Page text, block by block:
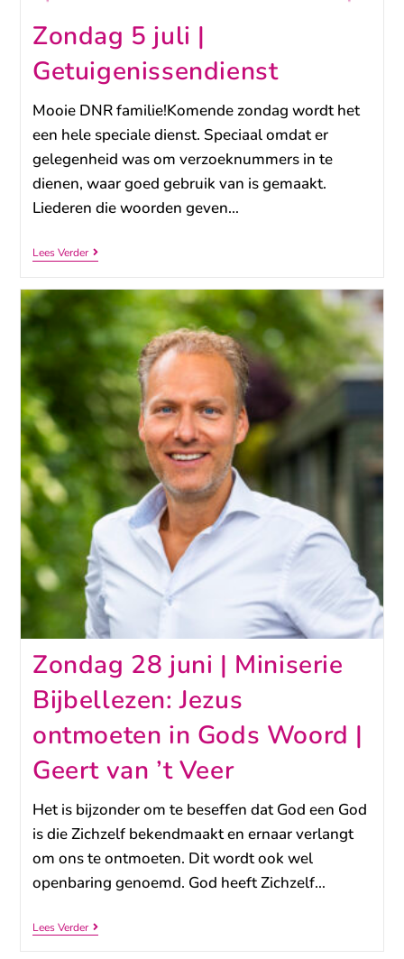
Zondag 5 juli |
Getuigenissendienst
Mooie DNR familie!Komende zondag wordt het
een hele speciale dienst. Speciaal omdat er
gelegenheid was om verzoeknummers in te
dienen, waar goed gebruik van is gemaakt.
Liederen die woorden geven…
Lees Verder
Zondag 28 juni | Miniserie
Bijbellezen: Jezus
ontmoeten in Gods Woord |
Geert van ’t Veer
Het is bijzonder om te beseffen dat God een God
is die Zichzelf bekendmaakt en ernaar verlangt
om ons te ontmoeten. Dit wordt ook wel
openbaring genoemd. God heeft Zichzelf…
Lees Verder